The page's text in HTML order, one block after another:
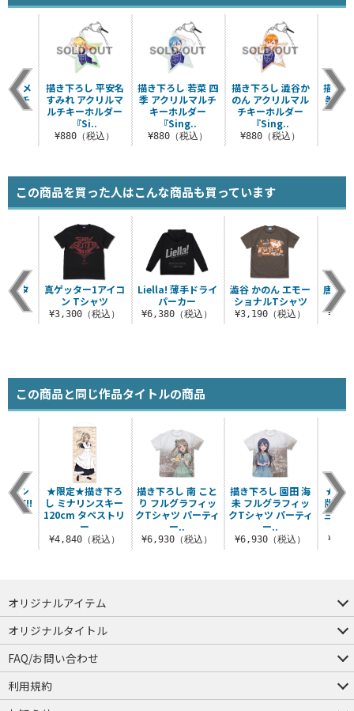
描き下ろし 若菜 四
季 アクリルマルチ
キーホルダー
『Sing..
¥880（税込）
描き下ろし 澁谷か
のん アクリルマル
チキーホルダー
『Sing..
¥880（税込）
描き
美 ア
女 メ
ルチ
ー
描き下ろし 平安名
すみれ アクリルマ
ルチキーホルダー
『Si..
¥880（税込）
この商品を買った人はこんな商品も買っています
Liella! 薄手ドライ
パーカー
¥6,380（税込）
澁谷 かのん エモー
ショナルTシャツ
¥3,190（税込）
唐 可
ナ
リタ
グ
込）
真ゲッター1アイコ
ン Tシャツ
¥3,300（税込）
この商品と同じ作品タイトルの商品
描き下ろし 南 こと
り フルグラフィッ
クTシャツ パーティ
ー..
¥6,930（税込）
描き下ろし 園田 海
未 フルグラフィッ
クTシャツ パーティ
ー..
¥6,930（税込）
★限
版 [翡
三船
Tシ
LIVE!!
★限定★描き下ろ
し ミナリンスキー
120cm タペストリ
ー
¥4,840（税込）
オリジナルアイテム
つままれ
つかまれ
ピョコッテ
オリジナルタイトル
アイテムヤ
ミスカトニック大學購買部
FAQ/お問い合わせ
FAQ
お問い合わせ
利用規約
会員規約・ポイント規約
特定商取引法に関する表示
プライバシーポリシー